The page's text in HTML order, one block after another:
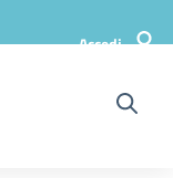
Accedi